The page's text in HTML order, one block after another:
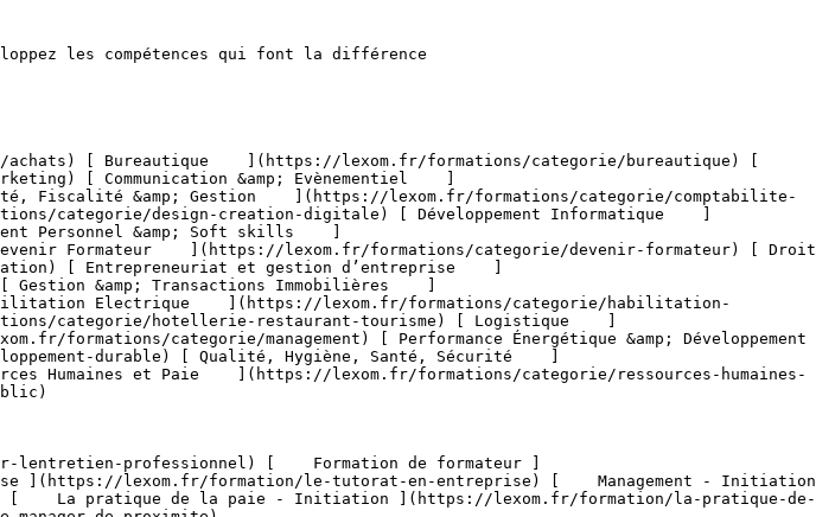
Financière &amp; Trésorerie ](https://lexom.fr/formations/categorie/comptabilite-fiscalite-gestion/gestion-financiere-tresorerie) [    Outils de Gestion ](https://lexom.fr/formations/categorie/comptabilite-fiscalite-gestion/outils-de-gestion) [    Parcours Métier &amp; Découverte ](https://lexom.fr/formations/categorie/comptabilite-fiscalite-gestion/parcours-metier-decouverte-2) 

  [ Voir toutes les formations comptabilité, fiscalité &amp; gestion    ](https://lexom.fr/formations/categorie/comptabilite-fiscalite-gestion) 

  ![Design & Création Digitale](https://lexom.fr/tenancy/assets/categories/small/fPTxm2WjoWh7SmGhU1DYvTe3UbKEDe2rjoP3meAQ.webp) 

 #### Design &amp; Création Digitale 

  Alliez créativité et impact pour donner vie à vos projets digitaux.

 #####  Domaines de formation 

 [    DAO - 3D &amp; CAO ](https://lexom.fr/formations/categorie/design-creation-digitale/dao-3d-cao) [    Graphisme &amp; Design ](https://lexom.fr/formations/categorie/design-creation-digitale/graphisme-design) [    PAO ](https://lexom.fr/formations/categorie/design-creation-digitale/pao) [    Vidéo &amp; Motion Design ](https://lexom.fr/formations/categorie/design-creation-digitale/video-motion-design) 

  [ Voir toutes les formations design &amp; création digitale    ](https://lexom.fr/formations/categorie/design-creation-digitale) 

  ![Développement Informatique](https://lexom.fr/tenancy/assets/categories/small/OcGQIL0de4biUAG0T5MDyjqX9dNcM1J0zHqhyv1c.webp) 

 #### Développement Informatique 

  Devenez acteur du numérique : développez vos compétences en programmation et créez les solutions de demain.

 #####  Domaines de formation 

 [    Applications &amp; Logiciels ](https://lexom.fr/formations/categorie/developpement-informatique/applications-logiciels) [